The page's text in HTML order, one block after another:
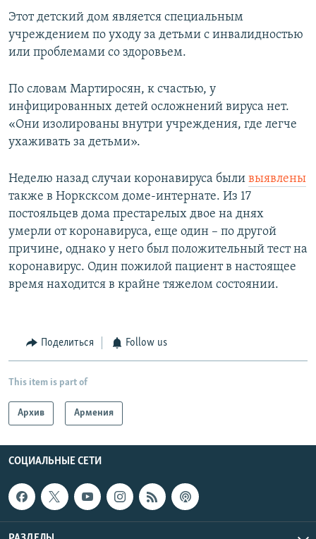
Этот детский дом является специальным
учреждением по уходу за детьми с инвалидностью
или проблемами со здоровьем.
По словам Мартиросян, к счастью, у
инфицированных детей осложнений вируса нет.
«Они изолированы внутри учреждения, где легче
ухаживать за детьми».
Неделю назад случаи коронавируса были выявлены
также в Норксксом доме-интернате. Из 17
постояльцев дома престарелых двое на днях
умерли от коронавируса, еще один – по другой
причине, однако у него был положительный тест на
коронавирус. Один пожилой пациент в настоящее
время находится в крайне тяжелом состоянии.
Поделиться Follow us
This item is part of
Архив Армения
СОЦИАЛЬНЫЕ СЕТИ